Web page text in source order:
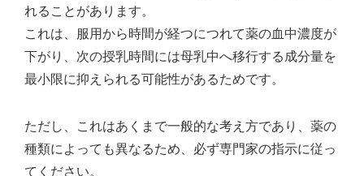
れることがあります。
これは、服用から時間が経つにつれて薬の血中濃度が
下がり、次の授乳時間には母乳中へ移行する成分量を
最小限に抑えられる可能性があるためです。
ただし、これはあくまで一般的な考え方であり、薬の
種類によっても異なるため、必ず専門家の指示に従っ
てください。